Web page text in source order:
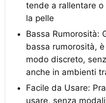
tende a rallentare
la pelle
Bassa Rumorosità:
bassa rumorosità,
modo discreto,
anche in ambienti
Facile da Usare:
usare, senza